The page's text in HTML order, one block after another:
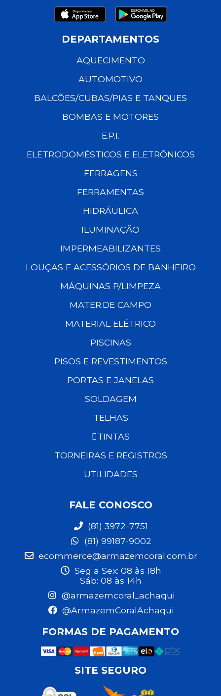
DEPARTAMENTOS
AQUECIMENTO
AUTOMOTIVO
BALCÕES/CUBAS/PIAS E TANQUES
BOMBAS E MOTORES
E.P.I.
ELETRODOMÉSTICOS E ELETRÔNICOS
FERRAGENS
FERRAMENTAS
HIDRÁULICA
ILUMINAÇÃO
IMPERMEABILIZANTES
LOUÇAS E ACESSÓRIOS DE BANHEIRO
MÁQUINAS P/LIMPEZA
MATER.DE CAMPO
MATERIAL ELÉTRICO
PISCINAS
PISOS E REVESTIMENTOS
PORTAS E JANELAS
SOLDAGEM
TELHAS
TINTAS
TORNEIRAS E REGISTROS
UTILIDADES
FALE CONOSCO
(81) 3972-7751
(81) 99187-9002
ecommerce@armazemcoral.com.br
Seg a Sex: 08 às 18h
Sáb: 08 às 14h
@armazemcoral_achaqui
@ArmazemCoralAchaqui
FORMAS DE PAGAMENTO
SITE SEGURO